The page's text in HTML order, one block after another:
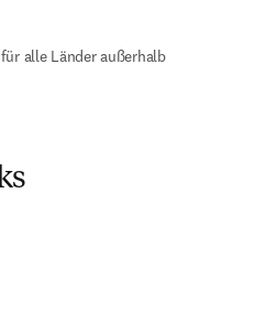
alle Länder außerhalb
neuem Tab/Fenster geöffnet